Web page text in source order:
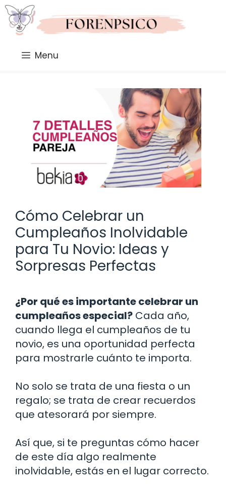
Saltar
al
contenido
Menu
Cómo Celebrar un
Cumpleaños Inolvidable
para Tu Novio: Ideas y
Sorpresas Perfectas
¿Por qué es importante celebrar un
cumpleaños especial? Cada año,
cuando llega el cumpleaños de tu
novio, es una oportunidad perfecta
para mostrarle cuánto te importa.
No solo se trata de una fiesta o un
regalo; se trata de crear recuerdos
que atesorará por siempre.
Así que, si te preguntas cómo hacer
de este día algo realmente
inolvidable, estás en el lugar correcto.